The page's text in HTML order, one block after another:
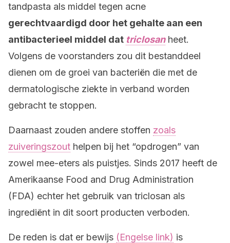
tandpasta als middel tegen acne
gerechtvaardigd door het gehalte aan een
antibacterieel middel dat triclosanheet.
Volgens de voorstanders zou dit bestanddeel
dienen om de groei van bacteriën die met de
dermatologische ziekte in verband worden
gebracht te stoppen.
Daarnaast zouden andere stoffen zoals
zuiveringszout helpen bij het “opdrogen” van
zowel mee-eters als puistjes. Sinds 2017 heeft de
Amerikaanse Food and Drug Administration
(FDA) echter het gebruik van triclosan als
ingrediënt in dit soort producten verboden.
De reden is dat er bewijs (Engelse link) is